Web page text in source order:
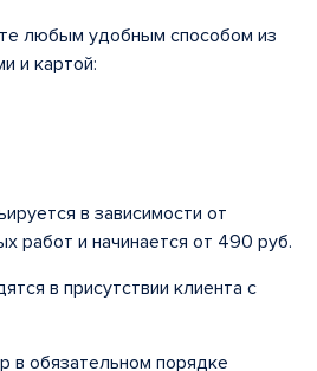
любым удобным способом из
и картой:
в зависимости от
работ и начинается от 490 руб.
в присутствии клиента с
в обязательном порядке